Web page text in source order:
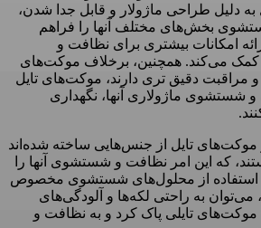
دلیل طراحی ماژولار و قابل جدا شدن،
بخش‌های مختلف آنها را فراهم
امکانات بیشتری برای نظافت و
کمک می‌کند. همچنین، برخلاف موکت‌های
و مراقبت دقیق تری دارند، موکت‌های تایل
و شستشوی ماژولاری آنها، نگهداری
موکت‌های تایل از جنس‌هایی ساخته شده‌اند
که این امر نظافت و شستشوی آنها را
استفاده از محلول‌های شستشوی مخصوص
می‌توان به راحتی لکه‌ها و آلودگی‌های
تایلی پاک کرد و به نظافت و